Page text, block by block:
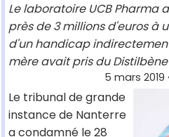
Le laboratoire UCB Pharma
près de 3 millions d'euros à
d'un handicap
mère avait pris du
5 mars 2019
Le tribunal de grande
instance de Nanterre
a condamné le 28